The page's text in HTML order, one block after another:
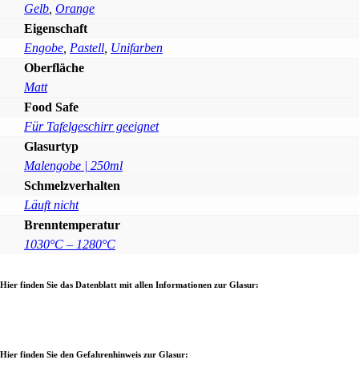
Gelb Orange
Eigenschaft
Engobe Pastell Unifarben
Oberfläche
Matt
Food Safe
Für Tafelgeschirr geeignet
Glasurtyp
Malengobe | 250ml
Schmelzverhalten
Läuft nicht
Brenntemperatur
1030°C – 1280°C
Hier finden Sie das Datenblatt mit allen Informationen zur Glasur:
Hier finden Sie den Gefahrenhinweis zur Glasur: